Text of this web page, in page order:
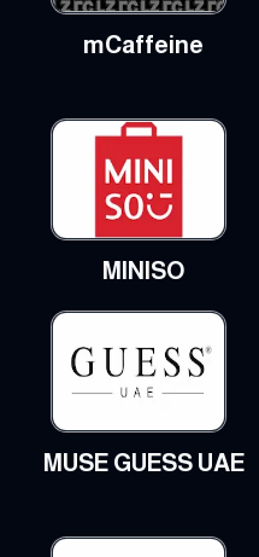
mCaffeine
MINISO
MUSE GUESS UAE